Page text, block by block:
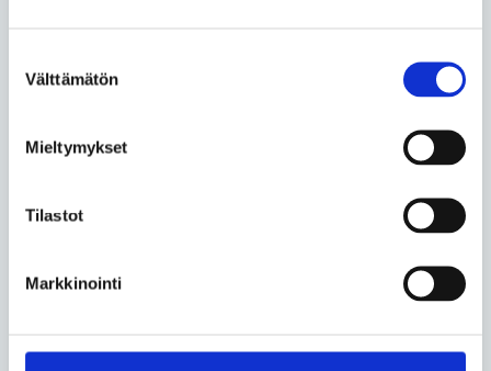
valinta
Välttämätön
Mieltymykset
Tilastot
Markkinointi
tilat oli helppo suunnitella esteettömäksi nykyisten
Kimmo Lintula
– Haasteena oli uusien osien liittäminen vanhaan
Toinen ongelmakohta oli esteettömien paikkojen
Suomen vammaisurheilu ja -liikunta ry:n edustajia